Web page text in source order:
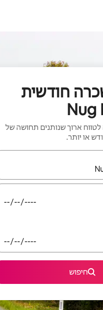
חודשית
ארוך שנותנים תחושה של
או יותר.
יש לנווט עם מקשי החיצים
חיפוש